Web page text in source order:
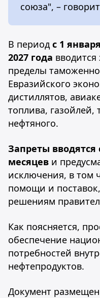
союза", –
В периодс 1
2027 года вводится
пределы
Евразийского
дистиллятов,
топлива, газойлей,
нефтяного.
Запреты
месяцев и
исключения, в том
помощи и
решениям
Как поясняется,
обеспечение
потребностей
нефтепродуктов.
Документ